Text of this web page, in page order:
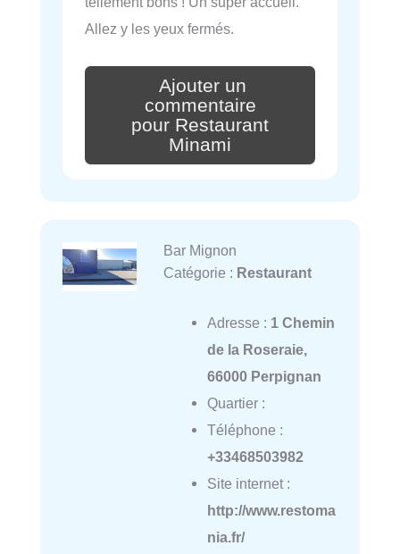
Allez y les yeux fermés.
Ajouter un
commentaire
pour Restaurant
Minami
Bar Mignon
Catégorie : Restaurant
Adresse : 1 Chemin
de la Roseraie,
66000 Perpignan
Quartier :
Téléphone :
+33468503982
Site internet :
http://www.restoma
nia.fr/